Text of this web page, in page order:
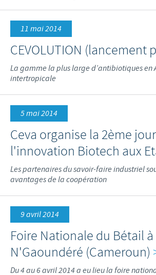
11 mai 2014
CEVOLUTION (lancement
La gamme la plus large d’antibiotiques en
intertropicale
5 mai 2014
Ceva organise la 2ème
l'innovation Biotech aux
Les partenaires du savoir-faire industriel
avantages de la coopération
9 avril 2014
Foire Nationale du Bétail à
N'Gaoundéré (Cameroun)
Du 4 au 6 avril 2014 a eu lieu la foire